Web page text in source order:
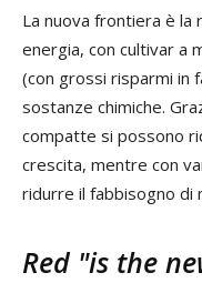
La nuova frontiera è la
energia, con cultivar a
(con grossi risparmi in
sostanze chimiche.
compatte si possono
crescita, mentre con
ridurre il fabbisogno di
Red "is the